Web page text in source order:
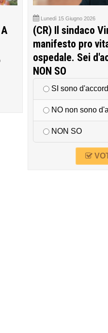
Lunedì 15 Giugno 2026
(CR) Il sindaco
manifesto pro
ospedale. Sei
NON SO
SI sono
NO non sono
NON SO